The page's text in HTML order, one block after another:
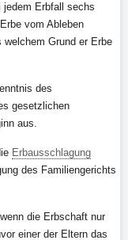
jedem Erbfall sechs
vom Ableben
Grund er Erbe
des
gesetzlichen
aus.
Erbausschlagung
des Familiengerichts
die Erbschaft nur
einer der Eltern das